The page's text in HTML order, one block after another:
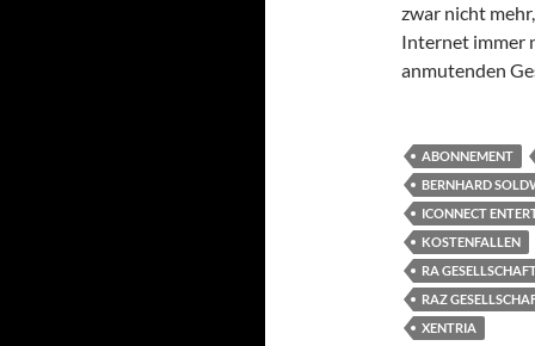
zwar nicht
Internet immer
anmutenden
ABONNEMENT
BERNHARD
ICONNECT
KOSTENFALLEN
RA
RAZ
XENTRIA